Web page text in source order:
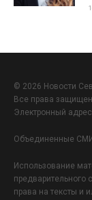
© 2026 Новости
Все права
Электронный
Объединенные
Использование
предварительного
права на тексты и